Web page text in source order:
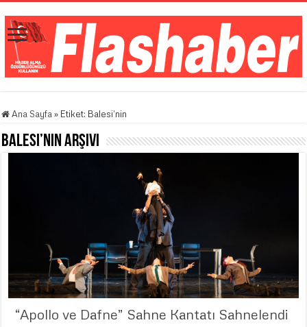
Ana Sayfa » Etiket: Balesi’nin
Balesi’ninArşivi
“Apollo ve Dafne” Sahne Kantatı Sahnelendi